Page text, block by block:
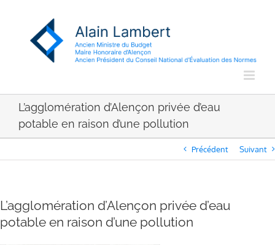
L’agglomération d’Alençon privée d’eau
potable en raison d’une pollution
Précédent Suivant
L’agglomération d’Alençon privée d’eau
potable en raison d’une pollution